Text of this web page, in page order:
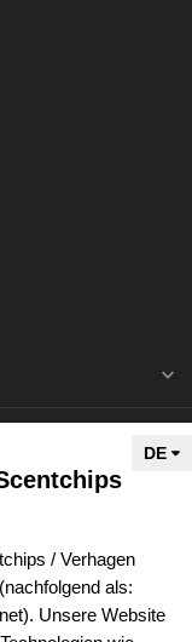
/ Verhagen
als:
Unsere Website